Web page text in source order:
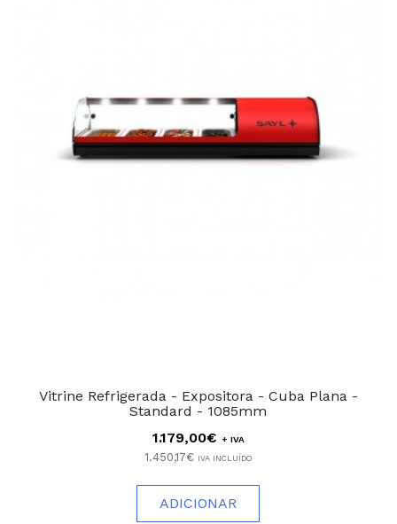
Vitrine Refrigerada - Expositora - Cuba Plana -
Standard - 1085mm
1.179,00€ + IVA
1.450,17€ IVA INCLUÍDO
ADICIONAR